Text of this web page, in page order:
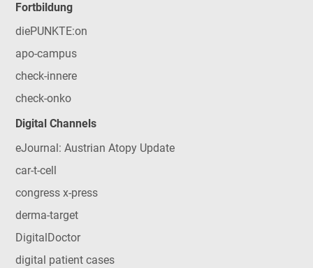
Fortbildung
diePUNKTE:on
apo-campus
check-innere
check-onko
Digital Channels
eJournal: Austrian Atopy Update
car-t-cell
congress x-press
derma-target
DigitalDoctor
digital patient cases